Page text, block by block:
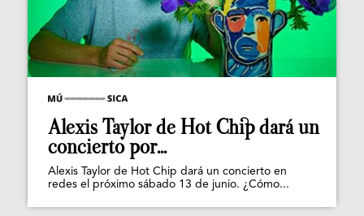
Alexis Taylor de Hot Chip dará un
concierto por...
Alexis Taylor de Hot Chip dará un concierto en
redes el próximo sábado 13 de junio. ¿Cómo...